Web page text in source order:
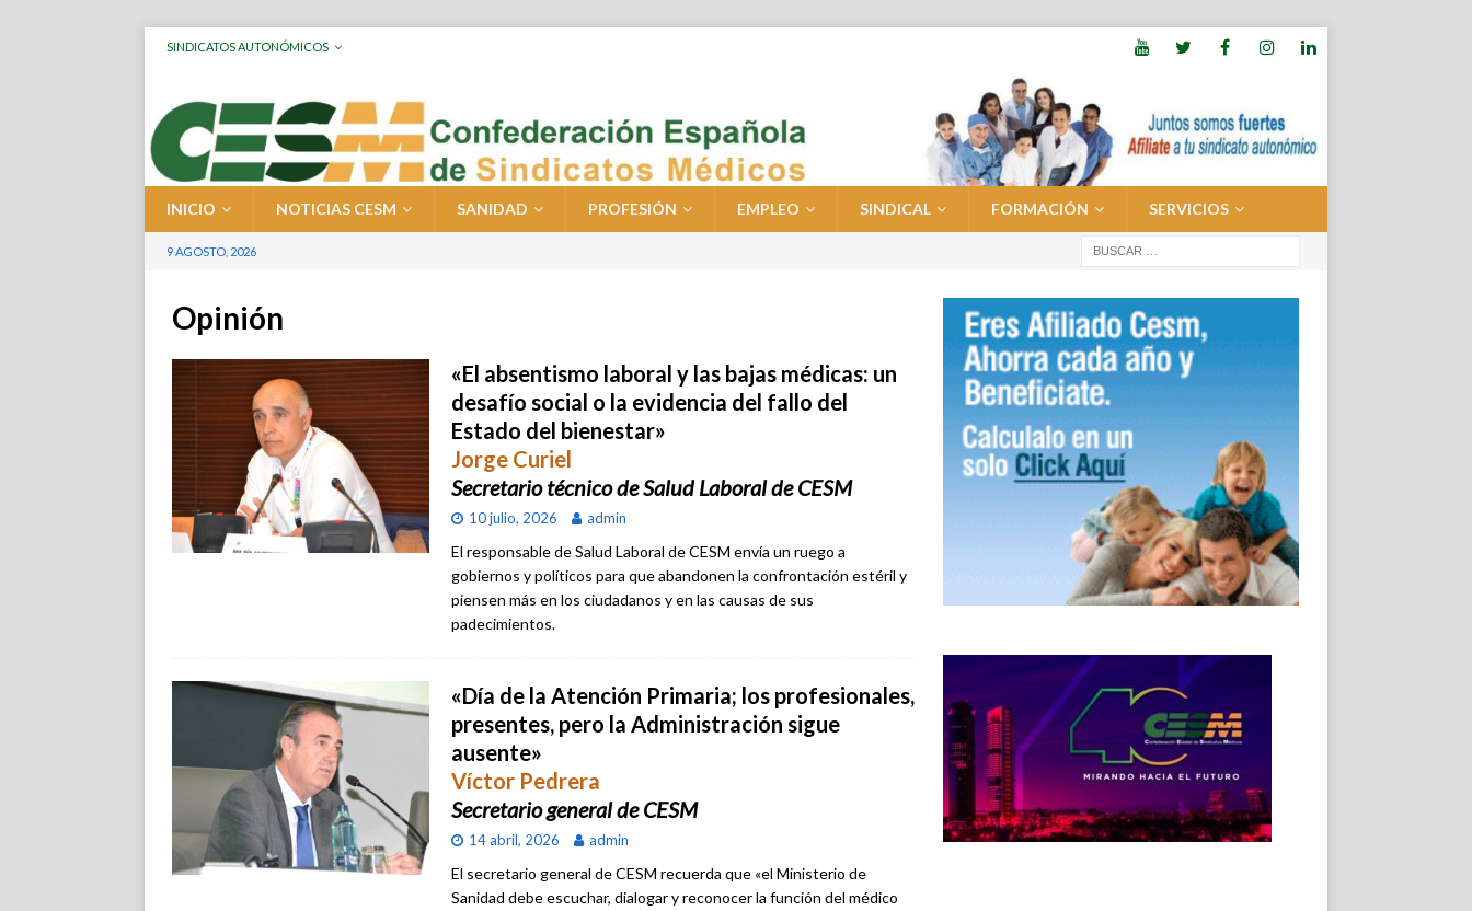
SINDICATOS AUTONÓMICOS
INICIO NOTICIAS CESM SANIDAD PROFESIÓN EMPLEO SINDICAL FORMACIÓN SERVICIOS
9 AGOSTO, 2026
Opinión
«El absentismo laboral y las bajas médicas: un
desafío social o la evidencia del fallo del
Estado del bienestar»
Jorge Curiel
Secretario técnico de Salud Laboral de CESM
10 julio, 2026 admin
El responsable de Salud Laboral de CESM envía un ruego a
gobiernos y políticos para que abandonen la confrontación estéril y
piensen más en los ciudadanos y en las causas de sus
padecimientos.
«Día de la Atención Primaria; los profesionales,
presentes, pero la Administración sigue
ausente»
Víctor Pedrera
Secretario general de CESM
14 abril, 2026 admin
El secretario general de CESM recuerda que «el Ministerio de
Sanidad debe escuchar, dialogar y reconocer la función del médico